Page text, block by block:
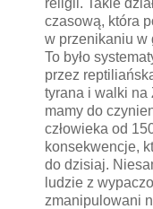
czasową, która
w przenikaniu w
To było
przez
tyrana i walki na
mamy do
człowieka od
konsekwencje,
do dzisiaj.
ludzie z
zmanipulowani